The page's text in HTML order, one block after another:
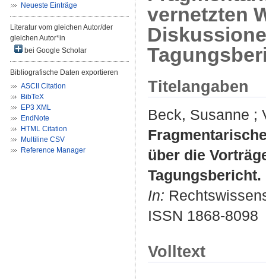
Neueste Einträge
Literatur vom gleichen Autor/der
gleichen Autor*in
bei Google Scholar
Bibliografische Daten exportieren
ASCII Citation
BibTeX
EP3 XML
EndNote
HTML Citation
Multiline CSV
Reference Manager
vernetzten
Titelangaben
Beck, Susanne ;
über die
Tagungsbericht.
In:
ISSN 1868-8098
Volltext